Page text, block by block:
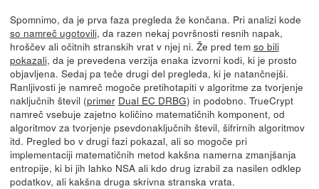
Spomnimo, da je prva faza pregleda že končana. Pri analizi kode
so namreč ugotovili, da razen nekaj površnosti resnih napak,
hroščev ali očitnih stranskih vrat v njej ni. Že pred tem so bili
pokazali, da je prevedena verzija enaka izvorni kodi, ki je prosto
objavljena. Sedaj pa teče drugi del pregleda, ki je natančnejši.
Ranljivosti je namreč mogoče pretihotapiti v algoritme za tvorjenje
naključnih števil (primer Dual EC DRBG) in podobno. TrueCrypt
namreč vsebuje zajetno količino matematičnih komponent, od
algoritmov za tvorjenje psevdonaključnih števil, šifrirnih algoritmov
itd. Pregled bo v drugi fazi pokazal, ali so mogoče pri
implementaciji matematičnih metod kakšna namerna zmanjšanja
entropije, ki bi jih lahko NSA ali kdo drug izrabil za nasilen odklep
podatkov, ali kakšna druga skrivna stranska vrata.